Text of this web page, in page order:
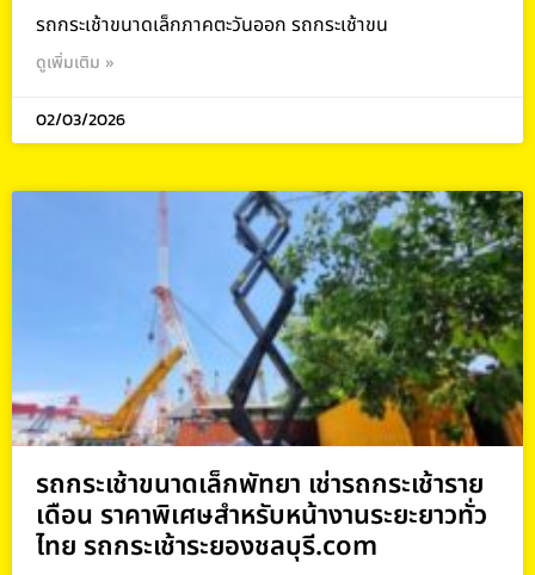
รถกระเช้าขนาดเล็กภาคตะวันออก รถกระเช้าขน
ดูเพิ่มเติม »
02/03/2026
รถกระเช้าขนาดเล็กพัทยา เช่ารถกระเช้าราย
เดือน ราคาพิเศษสำหรับหน้างานระยะยาวทั่ว
ไทย รถกระเช้าระยองชลบุรี.com